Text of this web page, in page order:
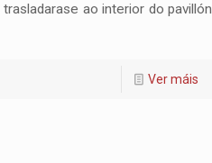
ao interior do pavillón
Ver máis